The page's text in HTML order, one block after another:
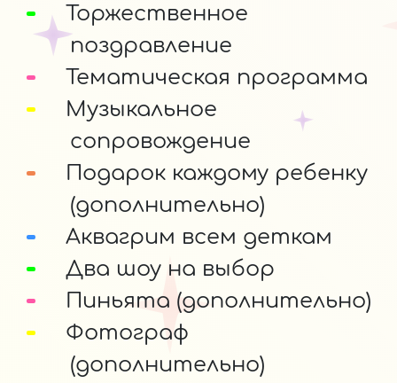
Торжественное
поздравление
Тематическая программа
Музыкальное
сопровождение
Подарок каждому ребенку
(дополнительно)
Аквагрим всем деткам
Два шоу на выбор
Пиньята (дополнительно)
Фотограф
(дополнительно)